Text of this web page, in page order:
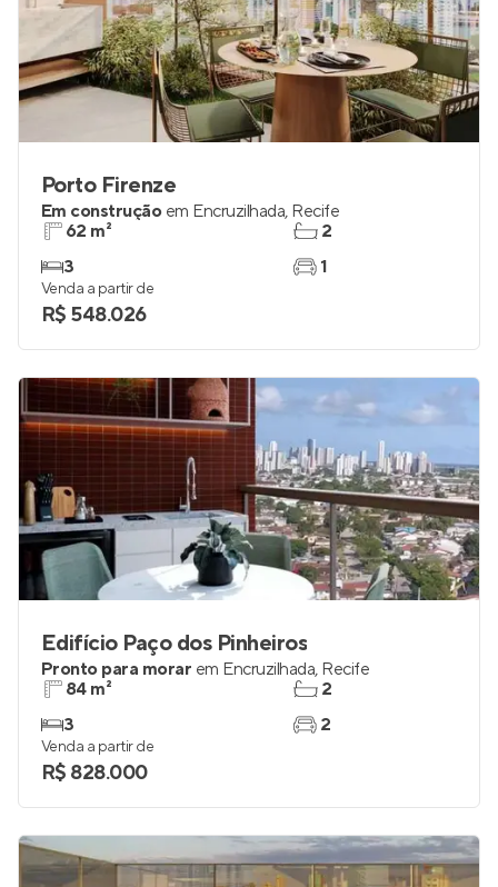
Porto Firenze
Em construção em Encruzilhada, Recife
62 m²
3
2
1
Venda a partir de
R$ 548.026
Edifício Paço dos Pinheiros
Pronto para morar em Encruzilhada, Recife
84 m²
3
2
2
Venda a partir de
R$ 828.000